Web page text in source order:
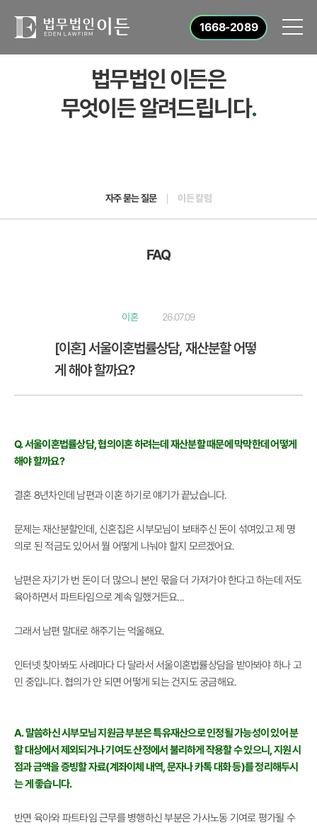
1668-2089
법무법인 이든은
무엇이든 알려드립니다.
자주 묻는 질문 이든 칼럼
FAQ
이혼 26.07.09
[이혼] 서울이혼법률상담, 재산분할 어떻
게 해야 할까요?
Q. 서울이혼법률상담, 협의이혼 하려는데 재산분할 때문에 막막한데 어떻게
해야 할까요?
결혼 8년차인데 남편과 이혼 하기로 얘기가 끝났습니다.
문제는 재산분할인데, 신혼집은 시부모님이 보태주신 돈이 섞여있고 제 명
의로 된 적금도 있어서 뭘 어떻게 나눠야 할지 모르겠어요.
남편은 자기가 번 돈이 더 많으니 본인 몫을 더 가져가야 한다고 하는데 저도
육아하면서 파트타임으로 계속 일했거든요...
그래서 남편 말대로 해주기는 억울해요.
인터넷 찾아봐도 사례마다 다 달라서 서울이혼법률상담을 받아봐야 하나 고
민 중입니다. 협의가 안 되면 어떻게 되는 건지도 궁금해요.
A. 말씀하신 시부모님 지원금 부분은 특유재산으로 인정될 가능성이 있어 분
할 대상에서 제외되거나 기여도 산정에서 불리하게 작용할 수 있으니, 지원 시
점과 금액을 증빙할 자료(계좌이체 내역, 문자나 카톡 대화 등)를 정리해두시
는 게 좋습니다.
반면 육아와 파트타임 근무를 병행하신 부분은 가사노동 기여로 평가될 수